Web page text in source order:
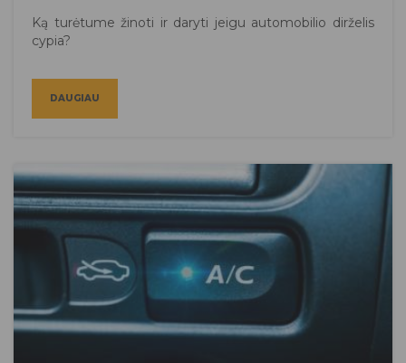
Ką turėtume žinoti ir daryti jeigu automobilio dirželis
cypia?
DAUGIAU